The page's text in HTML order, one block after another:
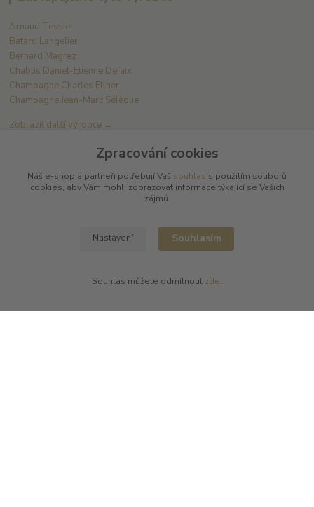
Arnaud Tessier
Batard Langelier
Bernard Magrez
Chablis Daniel-Etienne Defaix
Champagne Charles Ellner
Champagne Jean-Marc Sélèque
Zobrazit další výrobce →
Kde nás najdete
Zpracování cookies
Náš e-shop a partneři potřebují Váš souhlas s použitím souborů
cookies, aby Vám mohli zobrazovat informace týkající se Vašich
zájmů.
Nastavení Souhlasím
Souhlas můžete odmítnout zde.